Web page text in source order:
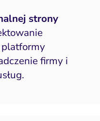
strony
firmy i